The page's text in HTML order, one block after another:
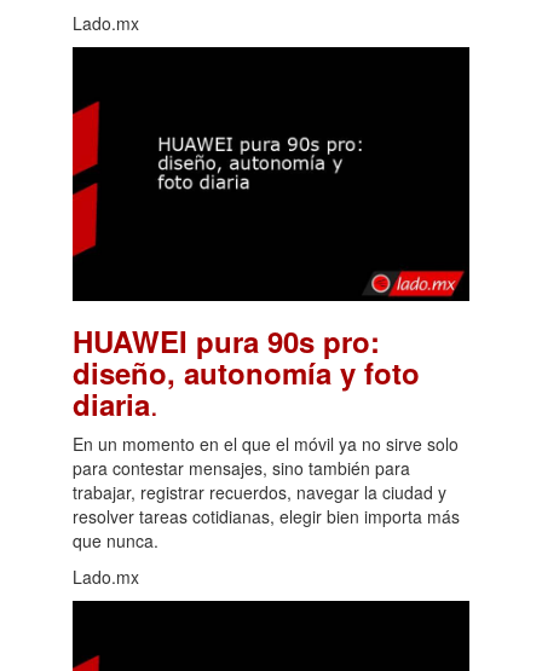
Lado.mx
HUAWEI pura 90s pro:
diseño, autonomía y foto
diaria.
En un momento en el que el móvil ya no sirve solo
para contestar mensajes, sino también para
trabajar, registrar recuerdos, navegar la ciudad y
resolver tareas cotidianas, elegir bien importa más
que nunca.
Lado.mx